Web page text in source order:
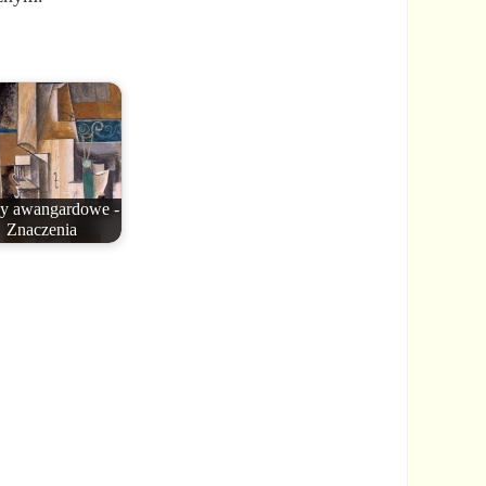
awangardowe -
Znaczenia